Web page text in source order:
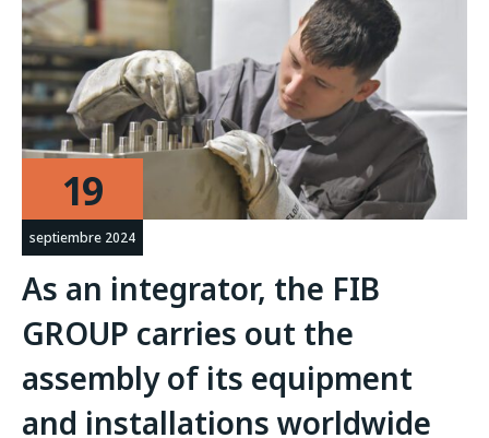
19
septiembre 2024
As an integrator, the FIB
GROUP carries out the
assembly of its equipment
and installations worldwide